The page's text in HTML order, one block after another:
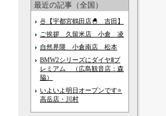
最近の記事（全国）
🍜【宇都宮鶴田店🐣 吉田】
ご挨拶 久留米店 小倉 凌
自然界隈 小倉南店 松本
BMW2シリーズにダイヤⅡプ
レミアム （広島観音店：森
脇）
いよいよ明日オープンです⭐
高岳店・川村